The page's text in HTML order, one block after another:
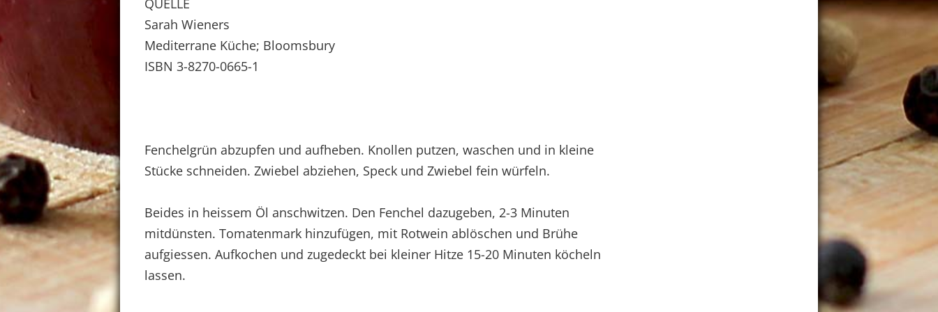
QUELLE
Sarah Wieners
Mediterrane Küche; Bloomsbury
ISBN 3-8270-0665-1
Fenchelgrün abzupfen und aufheben. Knollen putzen, waschen und in kleine
Stücke schneiden. Zwiebel abziehen, Speck und Zwiebel fein würfeln.
Beides in heissem Öl anschwitzen. Den Fenchel dazugeben, 2-3 Minuten
mitdünsten. Tomatenmark hinzufügen, mit Rotwein ablöschen und Brühe
aufgiessen. Aufkochen und zugedeckt bei kleiner Hitze 15-20 Minuten köcheln
lassen.